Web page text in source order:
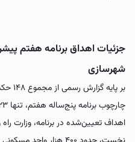
جزئیات اهداق برنامه هفتم
شهرسازی
بر
اهداف تعیین‌شده در برنامه، وزارت